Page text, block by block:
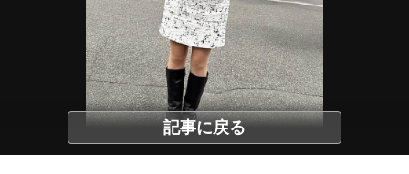
記事に戻る